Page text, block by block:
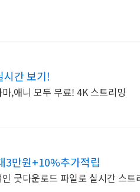
시간 보기!
,애니 모두 무료! 4K 스트리밍
3만원+10%추가적립
굿다운로드 파일로 실시간 스트